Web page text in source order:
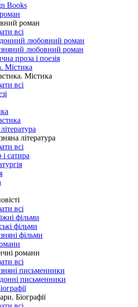
Books
роман
всі
любовний роман
любовний роман
проза і поезія
Містика
Містика
всі
література
всі
сатира
всі
фільми
фільми
фільми
романи
всі
письменники
письменники
Біографії